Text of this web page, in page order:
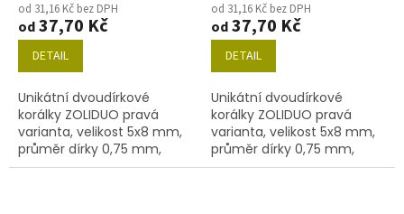
od 31,16 Kč bez DPH
od37,70 Kč
DETAIL
Unikátní dvoudírkové
korálky ZOLIDUO pravá
varianta, velikost 5x8 mm,
průměr dírky 0,75 mm,
obsah balení 20 ks nebo
od 31,16 Kč bez DPH
od37,70 Kč
DETAIL
Unikátní dvoudírkové
korálky ZOLIDUO pravá
varianta, velikost 5x8 mm,
průměr dírky 0,75 mm,
obsah balení 20 ks nebo